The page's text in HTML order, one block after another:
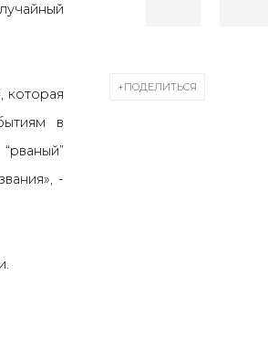
ПОДЕЛИТЬСЯ
которая
в
-